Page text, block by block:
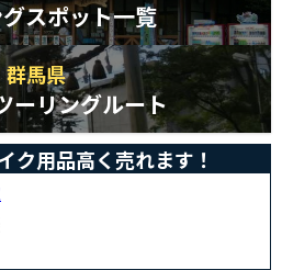
スポット一覧
群馬県
ーリングルート
ク用品高く売れます！